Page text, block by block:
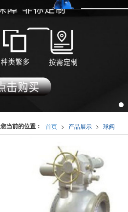
您当前的位置： 首页 > 产品展示 > 球阀